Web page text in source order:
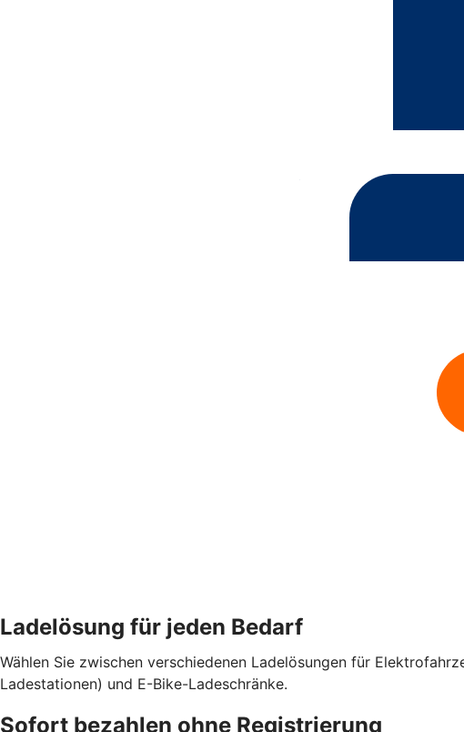
Ladelösung für jeden Bedarf
Wählen Sie zwischen verschiedenen Ladelösungen für
Ladestationen) und E-Bike-Ladeschränke.
Sofort bezahlen ohne Registrierung